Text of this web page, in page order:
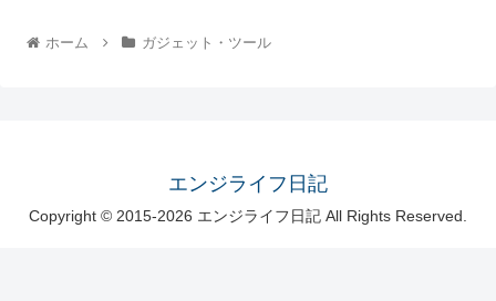
ホーム ガジェット・ツール
エンジライフ日記
Copyright © 2015-2026 エンジライフ日記 All Rights Reserved.